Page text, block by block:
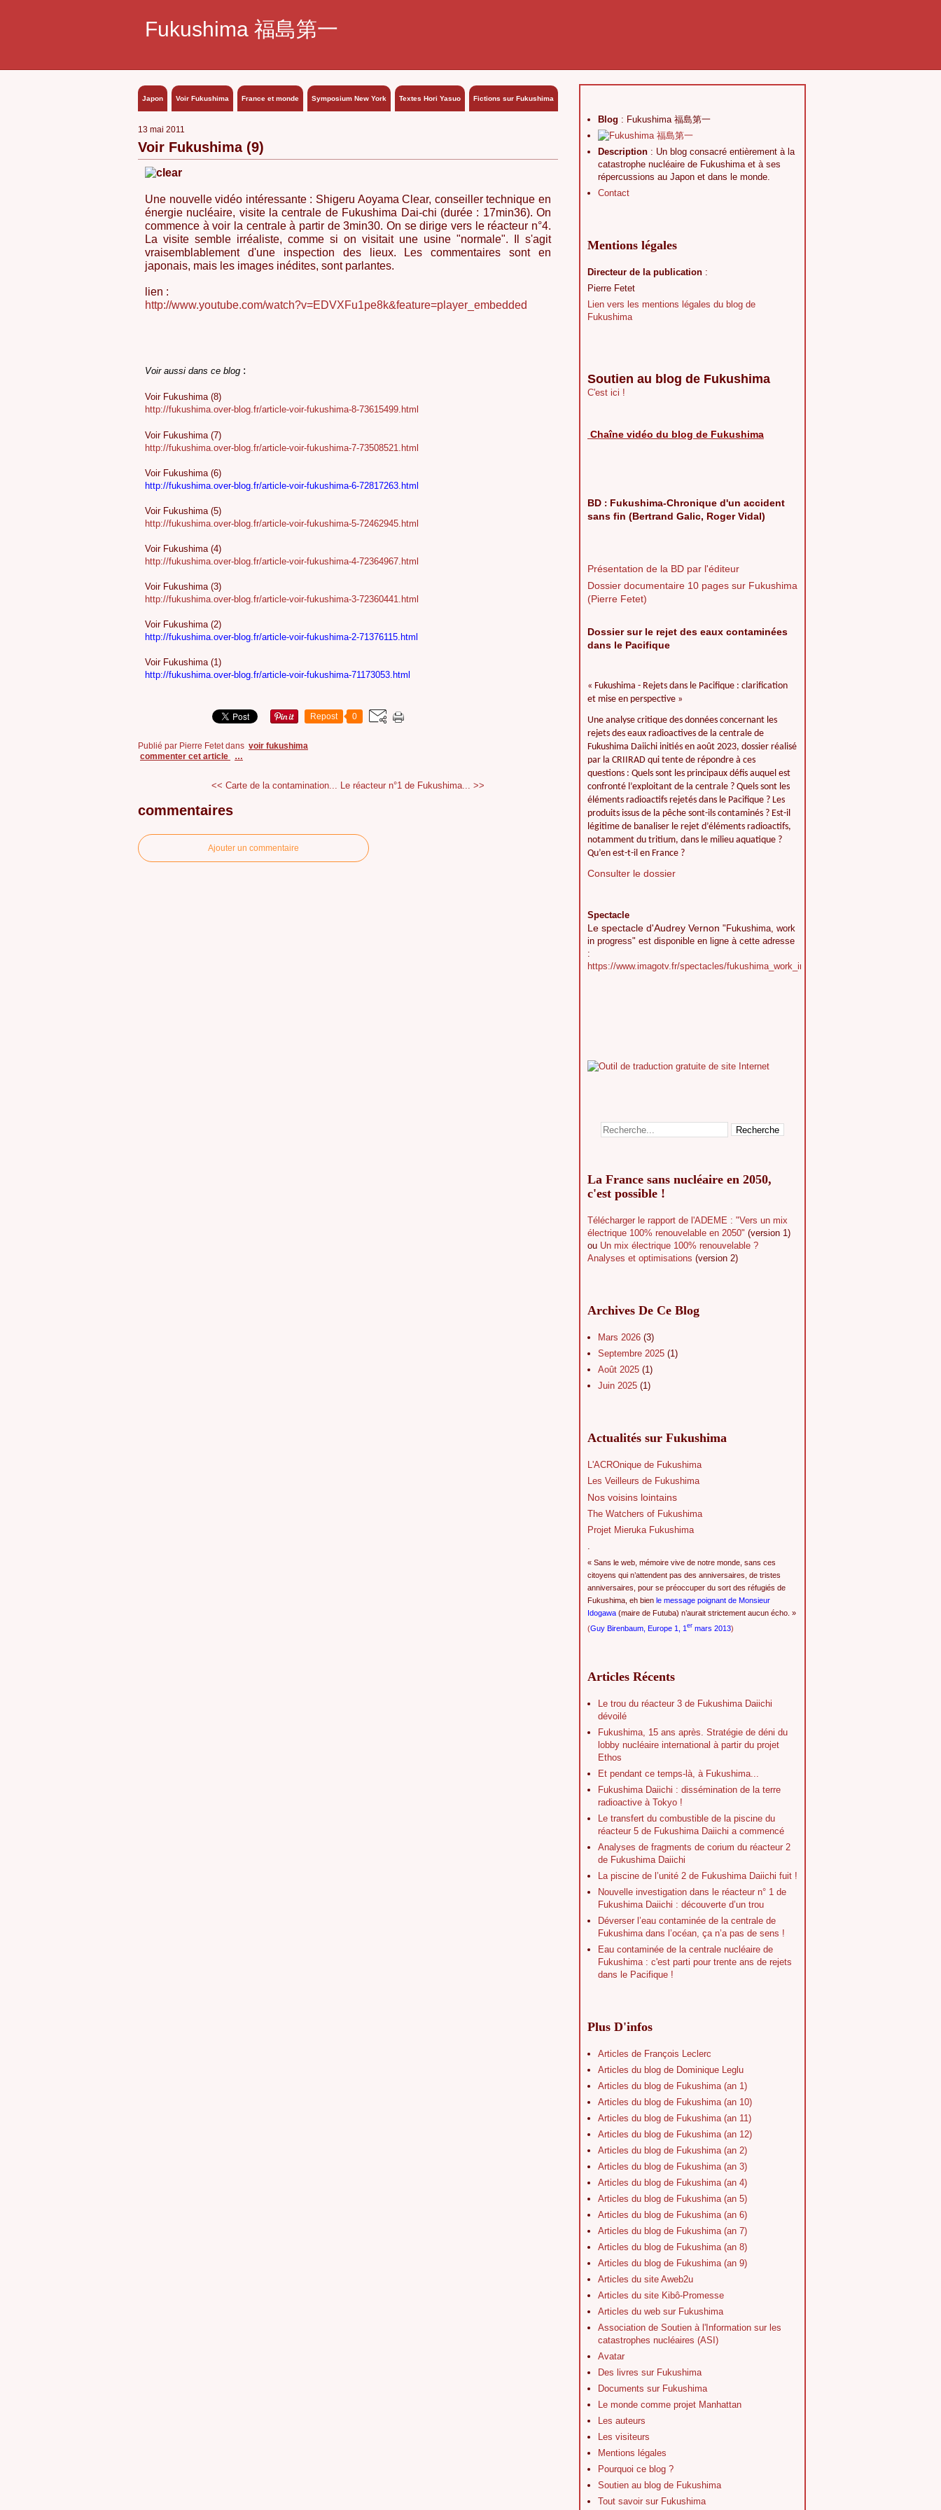
Fukushima 福島第一
Japon Voir Fukushima France et monde Symposium New York Textes Hori Yasuo Fictions sur Fukushima
13 mai 2011
Voir Fukushima (9)
Une nouvelle vidéo intéressante : Shigeru Aoyama Clear, conseiller technique en
énergie nucléaire, visite la centrale de Fukushima Dai-chi (durée : 17min36). On
commence à voir la centrale à partir de 3min30. On se dirige vers le réacteur n°4.
La visite semble irréaliste, comme si on visitait une usine "normale". Il s'agit
vraisemblablement d'une inspection des lieux. Les commentaires sont en
japonais, mais les images inédites, sont parlantes.
lien :
http://www.youtube.com/watch?v=EDVXFu1pe8k&feature=player_embedded
Voir aussi dans ce blog :
Voir Fukushima (8)
http://fukushima.over-blog.fr/article-voir-fukushima-8-73615499.html
Voir Fukushima (7)
http://fukushima.over-blog.fr/article-voir-fukushima-7-73508521.html
Voir Fukushima (6)
http://fukushima.over-blog.fr/article-voir-fukushima-6-72817263.html
Voir Fukushima (5)
http://fukushima.over-blog.fr/article-voir-fukushima-5-72462945.html
Voir Fukushima (4)
http://fukushima.over-blog.fr/article-voir-fukushima-4-72364967.html
Voir Fukushima (3)
http://fukushima.over-blog.fr/article-voir-fukushima-3-72360441.html
Voir Fukushima (2)
http://fukushima.over-blog.fr/article-voir-fukushima-2-71376115.html
Voir Fukushima (1)
http://fukushima.over-blog.fr/article-voir-fukushima-71173053.html
Repost 0
Publié par Pierre Fetet dans voir fukushima
commenter cet article
…
<< Carte de la contamination... Le réacteur n°1 de Fukushima... >>
commentaires
Ajouter un commentaire
Blog : Fukushima 福島第一
Description : Un blog consacré entièrement à la
catastrophe nucléaire de Fukushima et à ses
répercussions au Japon et dans le monde.
Contact
Mentions légales
Directeur de la publication :
Pierre Fetet
Lien vers les mentions légales du blog de
Fukushima
Soutien au blog de Fukushima
C'est ici !
Chaîne vidéo du blog de Fukushima
BD : Fukushima-Chronique d'un accident
sans fin (Bertrand Galic, Roger Vidal)
Présentation de la BD par l'éditeur
Dossier documentaire 10 pages sur Fukushima
(Pierre Fetet)
Dossier sur le rejet des eaux contaminées
dans le Pacifique
« Fukushima - Rejets dans le Pacifique : clarification
et mise en perspective »
Une analyse critique des données concernant les
rejets des eaux radioactives de la centrale de
Fukushima Daiichi initiés en août 2023, dossier réalisé
par la CRIIRAD qui tente de répondre à ces
questions : Quels sont les principaux défis auquel est
confronté l’exploitant de la centrale ? Quels sont les
éléments radioactifs rejetés dans le Pacifique ? Les
produits issus de la pêche sont-ils contaminés ? Est-il
légitime de banaliser le rejet d’éléments radioactifs,
notamment du tritium, dans le milieu aquatique ?
Qu’en est-t-il en France ?
Consulter le dossier
Spectacle
Le spectacle d'Audrey Vernon "Fukushima, work
in progress" est disponible en ligne à cette adresse
:
https://www.imagotv.fr/spectacles/fukushima_work_in_progress
La France sans nucléaire en 2050,
c'est possible !
Télécharger le rapport de l'ADEME : "Vers un mix
électrique 100% renouvelable en 2050" (version 1)
ou Un mix électrique 100% renouvelable ?
Analyses et optimisations (version 2)
Archives De Ce Blog
Mars 2026 (3)
Septembre 2025 (1)
Août 2025 (1)
Juin 2025 (1)
Actualités sur Fukushima
L'ACROnique de Fukushima
Les Veilleurs de Fukushima
Nos voisins lointains
The Watchers of Fukushima
Projet Mieruka Fukushima
.
« Sans le web, mémoire vive de notre monde, sans ces
citoyens qui n’attendent pas des anniversaires, de tristes
anniversaires, pour se préoccuper du sort des réfugiés de
Fukushima, eh bien le message poignant de Monsieur
Idogawa (maire de Futuba) n’aurait strictement aucun écho. »
(Guy Birenbaum, Europe 1, 1 er mars 2013)
Articles Récents
Le trou du réacteur 3 de Fukushima Daiichi
dévoilé
Fukushima, 15 ans après. Stratégie de déni du
lobby nucléaire international à partir du projet
Ethos
Et pendant ce temps-là, à Fukushima...
Fukushima Daiichi : dissémination de la terre
radioactive à Tokyo !
Le transfert du combustible de la piscine du
réacteur 5 de Fukushima Daiichi a commencé
Analyses de fragments de corium du réacteur 2
de Fukushima Daiichi
La piscine de l’unité 2 de Fukushima Daiichi fuit !
Nouvelle investigation dans le réacteur n° 1 de
Fukushima Daiichi : découverte d’un trou
Déverser l’eau contaminée de la centrale de
Fukushima dans l’océan, ça n’a pas de sens !
Eau contaminée de la centrale nucléaire de
Fukushima : c'est parti pour trente ans de rejets
dans le Pacifique !
Plus D'infos
Articles de François Leclerc
Articles du blog de Dominique Leglu
Articles du blog de Fukushima (an 1)
Articles du blog de Fukushima (an 10)
Articles du blog de Fukushima (an 11)
Articles du blog de Fukushima (an 12)
Articles du blog de Fukushima (an 2)
Articles du blog de Fukushima (an 3)
Articles du blog de Fukushima (an 4)
Articles du blog de Fukushima (an 5)
Articles du blog de Fukushima (an 6)
Articles du blog de Fukushima (an 7)
Articles du blog de Fukushima (an 8)
Articles du blog de Fukushima (an 9)
Articles du site Aweb2u
Articles du site Kibô-Promesse
Articles du web sur Fukushima
Association de Soutien à l'Information sur les
catastrophes nucléaires (ASI)
Avatar
Des livres sur Fukushima
Documents sur Fukushima
Le monde comme projet Manhattan
Les auteurs
Les visiteurs
Mentions légales
Pourquoi ce blog ?
Soutien au blog de Fukushima
Tout savoir sur Fukushima